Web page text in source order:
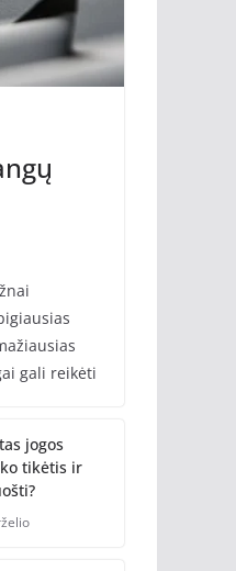
gali reikėti
jogos
tikėtis ir